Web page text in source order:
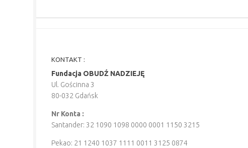
KONTAKT :
Fundacja OBUDŹ NADZIEJĘ
Ul. Gościnna 3
80-032 Gdańsk
Nr Konta :
Santander: 32 1090 1098 0000 0001 1150 3215
Pekao: 21 1240 1037 1111 0011 3125 0874